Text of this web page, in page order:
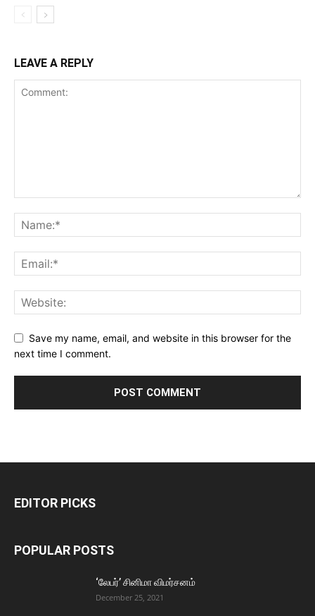
LEAVE A REPLY
Save my name, email, and website in this browser for the
next time I comment.
EDITOR PICKS
POPULAR POSTS
‘லேபர்’ சினிமா விமர்சனம்
December 25, 2021